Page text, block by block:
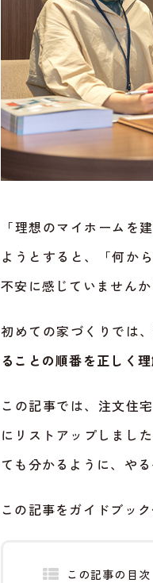
「理想のマイホームを
ようとすると、「何か
不安に感じていませんか
初めての家づくりでは
ることの順番を正しく
この記事では、注文住
にリストアップしまし
ても分かるように、や
この記事をガイドブッ
この記事の目次